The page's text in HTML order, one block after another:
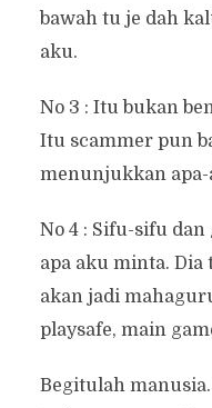
bawah tu je dah
aku.
No 3 : Itu bukan
Itu scammer pun
menunjukkan apa-
No 4 : Sifu-sifu
apa aku minta.
akan jadi
playsafe, main
Begitulah